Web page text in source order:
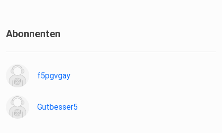
Abonnenten
f5pgvgay
Gutbesser5